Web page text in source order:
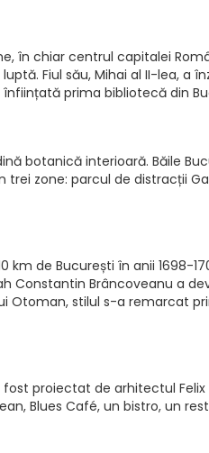
în chiar centrul capitalei
Fiul său, Mihai al II-lea, a
prima bibliotecă din
botanică interioară. Băile
zone: parcul de distracții
de București în anii 1698-
Brâncoveanu a
Otoman, stilul s-a remarcat
proiectat de arhitectul Felix
Blues Café, un bistro, un